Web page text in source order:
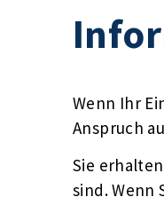
Wenn Ihr
Anspruch
Sie
sind. Wenn